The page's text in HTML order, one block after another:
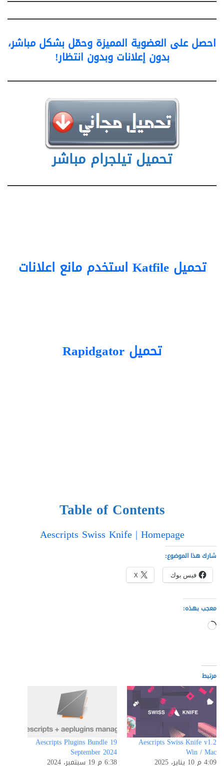
احصل على العضوية المميزة وحمّل بشكل مباشر،
بدون إعلانات وبدون انتظار!
تحميل تيلجرام مباشر
تحميل Katfile استخدم مانع اعلانات
تحميل Rapidgator
Table of Contents
Aescripts Swiss Knife | Homepage
شارك هذا الموضوع:
فيس بوك X
معجب بهذه:
جاري
مرتبط
Aescripts Swiss Knife v1.2
Win / Mac
4:09 م 10 يناير، 2025
Aescripts Plugins Bundle 19
September 2024
6:38 م 19 سبتمبر، 2024